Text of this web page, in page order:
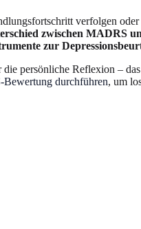
verfolgen
zwischen MADRS
zur
persönliche Reflexion –
durchführen, um